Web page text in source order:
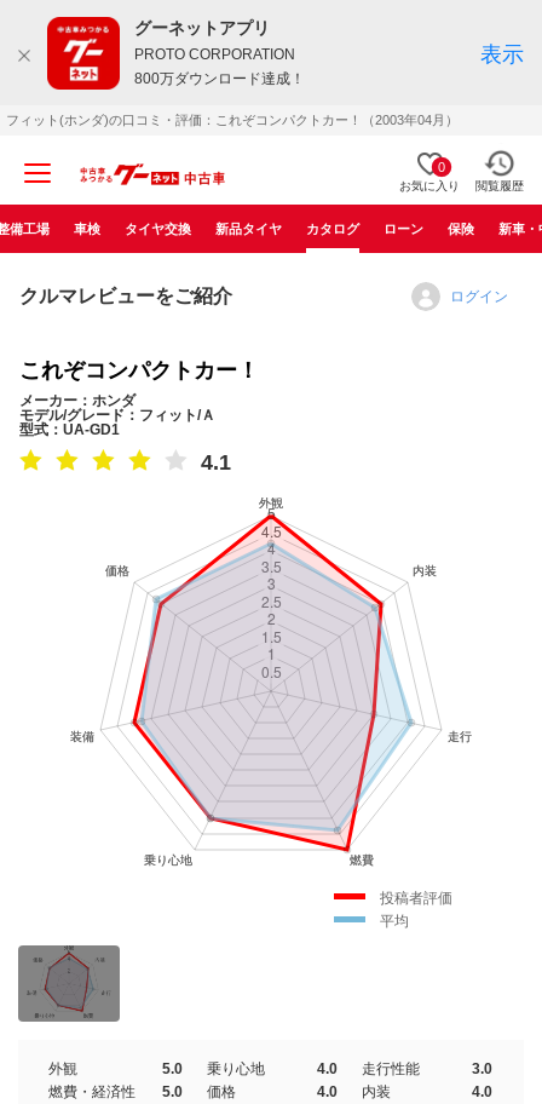
グーネットアプリ
PROTO CORPORATION
800万ダウンロード達成！
表示
フィット(ホンダ)の口コミ・評価：これぞコンパクトカー！（2003年04月）
0
お気に入り 閲覧履歴
備工場 車検 タイヤ交換 新品タイヤ カタログ ローン 保険 新車・
クルマレビューをご紹介 ログイン
これぞコンパクトカー！
メーカー：ホンダ
モデル/グレード：フィット/Ａ
型式：UA-GD1
4.1
投稿者評価
平均
外観 5.0 乗り心地 4.0 走行性能
3.0
燃費・経済性
5.0 価格 4.0 内装
4.0